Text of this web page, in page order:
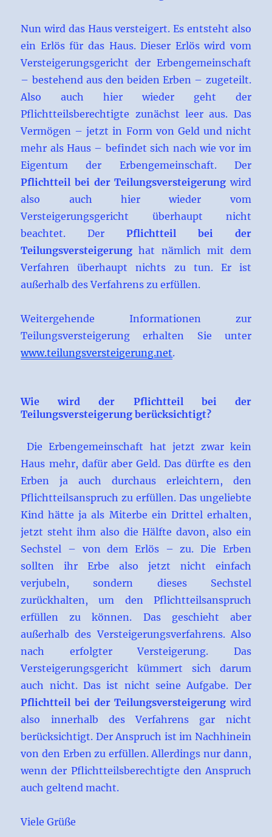
Nun wird das Haus versteigert. Es entsteht also
ein Erlös für das Haus. Dieser Erlös wird vom
Versteigerungsgericht der Erbengemeinschaft
– bestehend aus den beiden Erben – zugeteilt.
Also auch hier wieder geht der
Pflichtteilsberechtigte zunächst leer aus. Das
Vermögen – jetzt in Form von Geld und nicht
mehr als Haus – befindet sich nach wie vor im
Eigentum der Erbengemeinschaft. Der
Pflichtteil bei der Teilungsversteigerung wird
also auch hier wieder vom
Versteigerungsgericht überhaupt nicht
beachtet. Der Pflichtteil bei der
Teilungsversteigerung hat nämlich mit dem
Verfahren überhaupt nichts zu tun. Er ist
außerhalb des Verfahrens zu erfüllen.
Weitergehende Informationen zur
Teilungsversteigerung erhalten Sie unter
www.teilungsversteigerung.net.
Wie wird der Pflichtteil bei der
Teilungsversteigerung berücksichtigt?
Die Erbengemeinschaft hat jetzt zwar kein
Haus mehr, dafür aber Geld. Das dürfte es den
Erben ja auch durchaus erleichtern, den
Pflichtteilsanspruch zu erfüllen. Das ungeliebte
Kind hätte ja als Miterbe ein Drittel erhalten,
jetzt steht ihm also die Hälfte davon, also ein
Sechstel – von dem Erlös – zu. Die Erben
sollten ihr Erbe also jetzt nicht einfach
verjubeln, sondern dieses Sechstel
zurückhalten, um den Pflichtteilsanspruch
erfüllen zu können. Das geschieht aber
außerhalb des Versteigerungsverfahrens. Also
nach erfolgter Versteigerung. Das
Versteigerungsgericht kümmert sich darum
auch nicht. Das ist nicht seine Aufgabe. Der
Pflichtteil bei der Teilungsversteigerung wird
also innerhalb des Verfahrens gar nicht
berücksichtigt. Der Anspruch ist im Nachhinein
von den Erben zu erfüllen. Allerdings nur dann,
wenn der Pflichtteilsberechtigte den Anspruch
auch geltend macht.
Viele Grüße